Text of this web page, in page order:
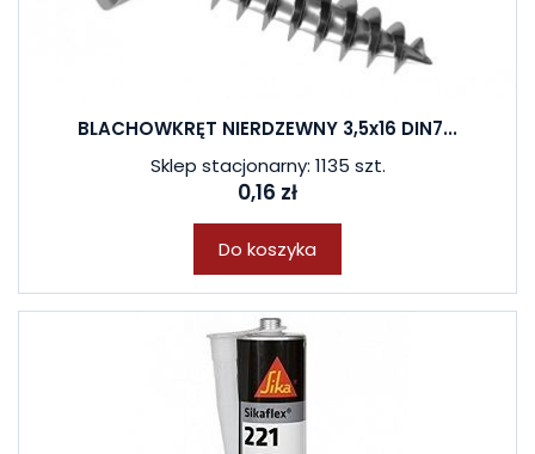
BLACHOWKRĘT NIERDZEWNY 3,5x16 DIN7...
Sklep stacjonarny: 1135 szt.
0,16 zł
Do koszyka